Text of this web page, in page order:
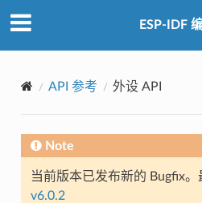
ESP-IDF
API 参考 外设 API
Note
当前版本已发布新的 Bugfix
v6.0.2